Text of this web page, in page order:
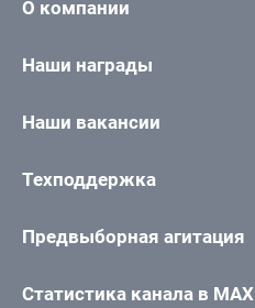
О компании
Наши награды
Наши вакансии
Техподдержка
Предвыборная агитация
Статистика канала в MAX